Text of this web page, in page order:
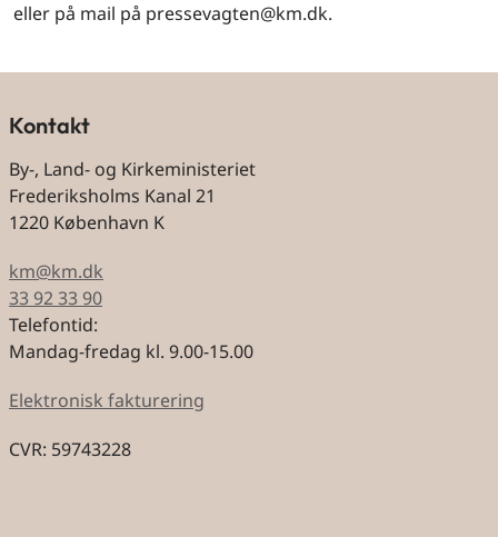
eller på mail på pressevagten@km.dk.
Kontakt
By-, Land- og Kirkeministeriet
Frederiksholms Kanal 21
1220 København K
km@km.dk
33 92 33 90
Telefontid:
Mandag-fredag kl. 9.00-15.00
Elektronisk fakturering
CVR: 59743228